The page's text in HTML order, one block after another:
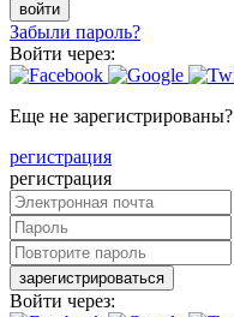
войти
Забыли пароль?
Войти через:
Еще не зарегистрированы?
регистрация
регистрация
зарегистрироваться
Войти через: